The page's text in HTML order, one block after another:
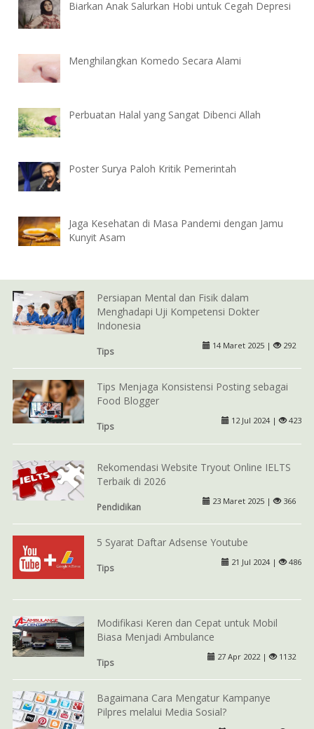
Biarkan Anak Salurkan Hobi untuk Cegah Depresi
Menghilangkan Komedo Secara Alami
Perbuatan Halal yang Sangat Dibenci Allah
Poster Surya Paloh Kritik Pemerintah
Jaga Kesehatan di Masa Pandemi dengan Jamu
Kunyit Asam
Persiapan Mental dan Fisik dalam
Menghadapi Uji Kompetensi Dokter
Indonesia
Tips
14 Maret 2025 | 292
Tips Menjaga Konsistensi Posting sebagai
Food Blogger
Tips
12 Jul 2024 | 423
Rekomendasi Website Tryout Online IELTS
Terbaik di 2026
Pendidikan
23 Maret 2025 | 366
5 Syarat Daftar Adsense Youtube
Tips
21 Jul 2024 | 486
Modifikasi Keren dan Cepat untuk Mobil
Biasa Menjadi Ambulance
Tips
27 Apr 2022 | 1132
Bagaimana Cara Mengatur Kampanye
Pilpres melalui Media Sosial?